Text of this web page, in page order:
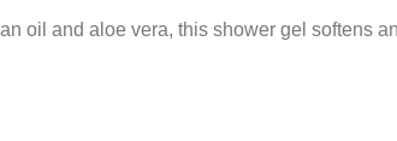
oil and aloe vera, this shower gel softens